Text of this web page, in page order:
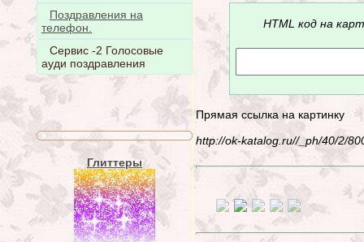
Поздравления на
телефон.
Сервис -2 Голосовые
ауди поздравления
Глиттеры
HTML код на
Прямая ссылка на картинку
http://ok-katalog.ru//_ph/40/2/